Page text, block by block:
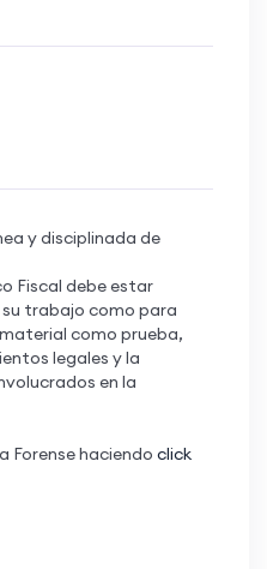
y disciplinada de
Fiscal debe estar
trabajo como para
como prueba,
legales y la
en la
Forense haciendo click